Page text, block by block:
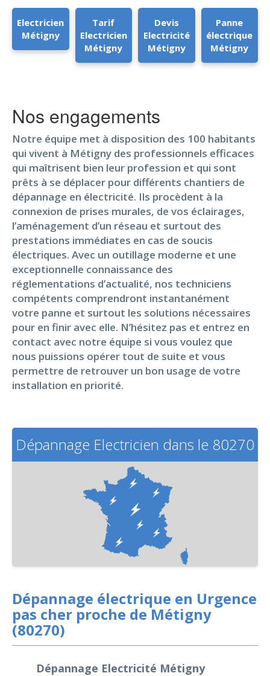
Electricien
Métigny
Tarif
Electricien
Métigny
Devis
Electricité
Métigny
Panne
électrique
Métigny
Nos engagements
Notre équipe met à disposition des 100 habitants
qui vivent à Métigny des professionnels efficaces
qui maîtrisent bien leur profession et qui sont
prêts à se déplacer pour différents chantiers de
dépannage en électricité. Ils procèdent à la
connexion de prises murales, de vos éclairages,
l’aménagement d’un réseau et surtout des
prestations immédiates en cas de soucis
électriques. Avec un outillage moderne et une
exceptionnelle connaissance des
réglementations d’actualité, nos techniciens
compétents comprendront instantanément
votre panne et surtout les solutions nécessaires
pour en finir avec elle. N’hésitez pas et entrez en
contact avec notre équipe si vous voulez que
nous puissions opérer tout de suite et vous
permettre de retrouver un bon usage de votre
installation en priorité.
Dépannage Electricien dans le 80270
Dépannage électrique en Urgence
pas cher proche de Métigny
(80270)
Dépannage Electricité Métigny